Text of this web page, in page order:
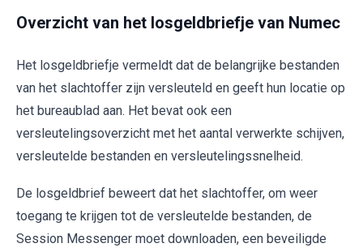
Overzicht van het losgeldbriefje van Numec
Het losgeldbriefje vermeldt dat de belangrijke bestanden
van het slachtoffer zijn versleuteld en geeft hun locatie op
het bureaublad aan. Het bevat ook een
versleutelingsoverzicht met het aantal verwerkte schijven,
versleutelde bestanden en versleutelingssnelheid.
De losgeldbrief beweert dat het slachtoffer, om weer
toegang te krijgen tot de versleutelde bestanden, de
Session Messenger moet downloaden, een beveiligde